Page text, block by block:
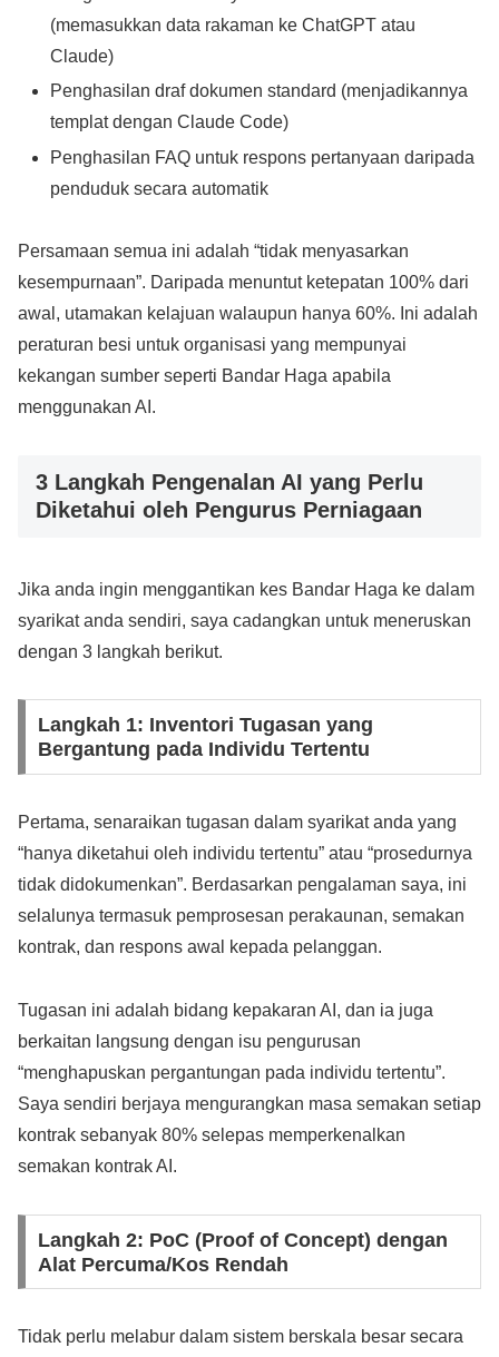
(memasukkan data rakaman ke ChatGPT atau
Claude)
Penghasilan draf dokumen standard (menjadikannya
templat dengan Claude Code)
Penghasilan FAQ untuk respons pertanyaan daripada
penduduk secara automatik
Persamaan semua ini adalah “tidak menyasarkan
kesempurnaan”. Daripada menuntut ketepatan 100% dari
awal, utamakan kelajuan walaupun hanya 60%. Ini adalah
peraturan besi untuk organisasi yang mempunyai
kekangan sumber seperti Bandar Haga apabila
menggunakan AI.
3 Langkah Pengenalan AI yang Perlu
Diketahui oleh Pengurus Perniagaan
Jika anda ingin menggantikan kes Bandar Haga ke dalam
syarikat anda sendiri, saya cadangkan untuk meneruskan
dengan 3 langkah berikut.
Langkah 1: Inventori Tugasan yang
Bergantung pada Individu Tertentu
Pertama, senaraikan tugasan dalam syarikat anda yang
“hanya diketahui oleh individu tertentu” atau “prosedurnya
tidak didokumenkan”. Berdasarkan pengalaman saya, ini
selalunya termasuk pemprosesan perakaunan, semakan
kontrak, dan respons awal kepada pelanggan.
Tugasan ini adalah bidang kepakaran AI, dan ia juga
berkaitan langsung dengan isu pengurusan
“menghapuskan pergantungan pada individu tertentu”.
Saya sendiri berjaya mengurangkan masa semakan setiap
kontrak sebanyak 80% selepas memperkenalkan
semakan kontrak AI.
Langkah 2: PoC (Proof of Concept) dengan
Alat Percuma/Kos Rendah
Tidak perlu melabur dalam sistem berskala besar secara